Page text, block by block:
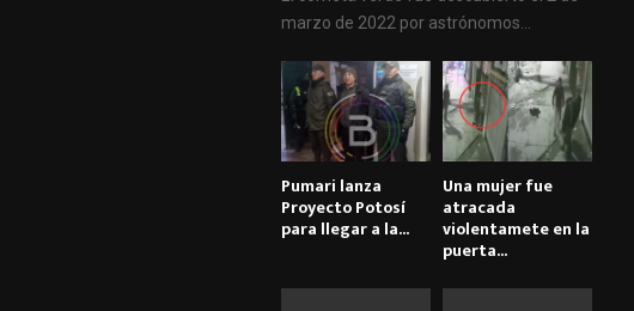
marzo de 2022 por astrónomos...
Pumari lanza
Proyecto Potosí
para llegar a la...
Una mujer fue
atracada
violentamete en la
puerta...